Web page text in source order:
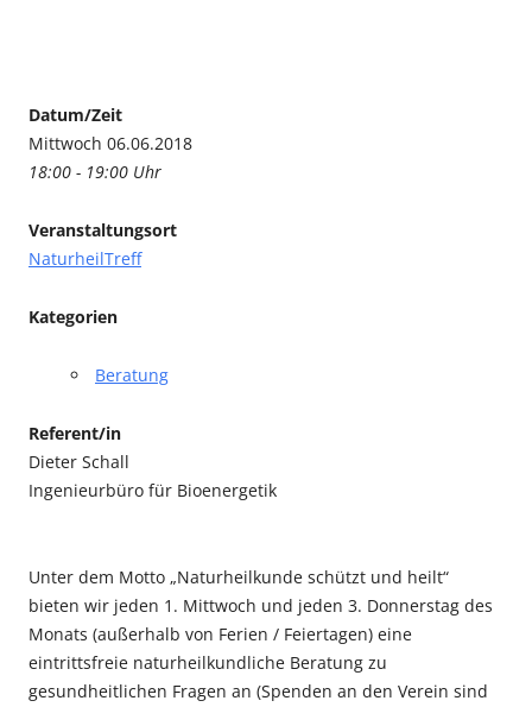
Datum/Zeit
Mittwoch 06.06.2018
18:00 - 19:00 Uhr
Veranstaltungsort
NaturheilTreff
Kategorien
Beratung
Referent/in
Dieter Schall
Ingenieurbüro für Bioenergetik
Unter dem Motto „Naturheilkunde schützt und heilt“
bieten wir jeden 1. Mittwoch und jeden 3. Donnerstag des
Monats (außerhalb von Ferien / Feiertagen) eine
eintrittsfreie naturheilkundliche Beratung zu
gesundheitlichen Fragen an (Spenden an den Verein sind